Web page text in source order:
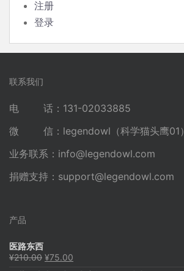
注册
登录
联系我们
电 话：131-02033885
微 信：legendowl（科学猫头鹰01）
业务联系： info@legendowl.com
捐赠支持： support@legendowl.com
产品
医路东西
¥210.00 原
¥75.00